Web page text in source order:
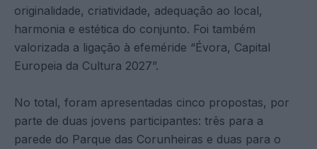
originalidade, criatividade, adequação ao local,
harmonia e estética do conjunto. Foi também
valorizada a ligação à efeméride “Évora, Capital
Europeia da Cultura 2027”.
No total, foram apresentadas cinco propostas, por
parte de duas jovens participantes: três para a
parede do Parque das Corunheiras e duas para o